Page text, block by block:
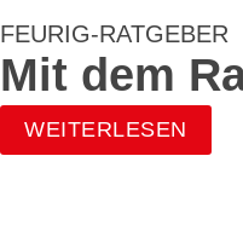
FEURIG-RATGEBER
Mit dem
WEITERLESEN